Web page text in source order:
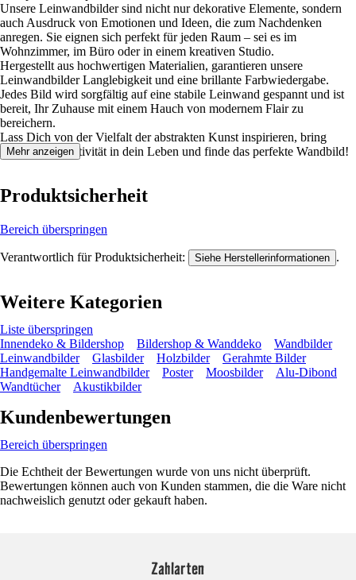
Unsere Leinwandbilder sind nicht nur dekorative Elemente, sondern
auch Ausdruck von Emotionen und Ideen, die zum Nachdenken
anregen. Sie eignen sich perfekt für jeden Raum – sei es im
Wohnzimmer, im Büro oder in einem kreativen Studio.
Hergestellt aus hochwertigen Materialien, garantieren unsere
Leinwandbilder Langlebigkeit und eine brillante Farbwiedergabe.
Jedes Bild wird sorgfältig auf eine stabile Leinwand gespannt und ist
bereit, Ihr Zuhause mit einem Hauch von modernem Flair zu
bereichern.
Lass Dich von der Vielfalt der abstrakten Kunst inspirieren, bring
Farbe und Kreativität in dein Leben und finde das perfekte Wandbild!
Mehr anzeigen
Produktsicherheit
Bereich überspringen
Verantwortlich für Produktsicherheit: Siehe Herstellerinformationen .
Weitere Kategorien
Liste überspringen
Innendeko & Bildershop
Bildershop & Wanddeko
Wandbilder
Leinwandbilder
Glasbilder Holzbilder
Gerahmte Bilder
Handgemalte Leinwandbilder
Poster Moosbilder
Alu-Dibond
Wandtücher
Akustikbilder
Kundenbewertungen
Bereich überspringen
Die Echtheit der Bewertungen wurde von uns nicht überprüft.
Bewertungen können auch von Kunden stammen, die die Ware nicht
nachweislich genutzt oder gekauft haben.
Zahlarten